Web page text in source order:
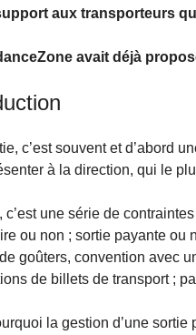
aux transporteurs
avait déjà
c’est souvent et d’abord
à la direction, qui le
c’est une série de
ou non ; sortie payante ou
goûters, convention avec
de billets de transport ;
la gestion d’une